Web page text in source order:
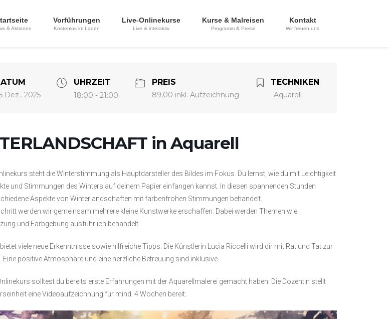
& Aktionen
Vorführungen
Kostenlos im Laden
Live-Onlinekurse
Live & interaktiv
Kurse & Malreisen
Programm & Preise
Kontakt
Wir freuen uns
Dez.. 2025
UHRZEIT
18:00 - 21:00
PREIS
89,00 inkl. Aufzeichnung
TECHNIKEN
Aquarell
in Aquarell
steht die Winterstimmung als Hauptdarsteller des Bildes im Fokus. Du lernst, wie du mit Leichtigkeit
und Stimmungen des Winters auf deinem Papier einfangen kannst. In diesen spannenden Stunden
Aspekte von Winterlandschaften mit farbenfrohen Stimmungen behandelt.
werden wir gemeinsam mehrere kleine Kunstwerke erschaffen. Dabei werden Themen wie
und Farbgebung ausführlich behandelt.
viele neue Erkenntnisse sowie hilfreiche Tipps. Die Künstlerin Lucia Riccelli wird dir mit Rat und Tat zur
Eine positive Atmosphäre und eine herzliche Betreuung sind inklusive.
solltest du bereits erste Erfahrungen mit der Aquarellmalerei gemacht haben. Die Dozentin stellt
eine Videoaufzeichnung für mind. 4 Wochen bereit.